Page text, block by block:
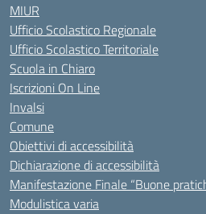
MIUR
Ufficio Scolastico Regionale
Ufficio Scolastico Territoriale
Scuola in Chiaro
Iscrizioni On Line
Invalsi
Comune
Obiettivi di accessibilità
Dichiarazione di accessibilità
Manifestazione Finale “Buone
Modulistica varia